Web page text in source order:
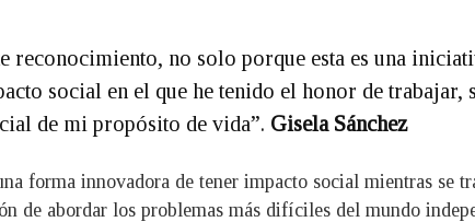
reconocimiento, no solo porque esta es una
social en el que he tenido el honor de
de mi propósito de vida”. Gisela Sánchez
forma innovadora de tener impacto social mientras se
de abordar los problemas más difíciles del mundo